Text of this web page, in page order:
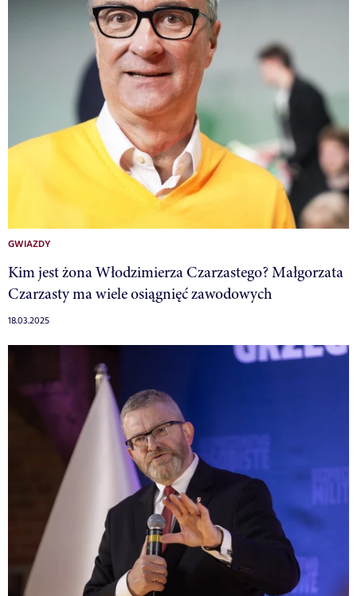
GWIAZDY
Kim jest żona Włodzimierza Czarzastego? Małgorzata
Czarzasty ma wiele osiągnięć zawodowych
18.03.2025